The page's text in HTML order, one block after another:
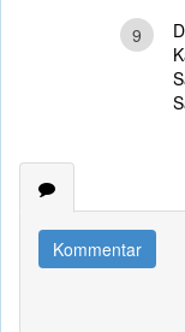
9
Kommentar